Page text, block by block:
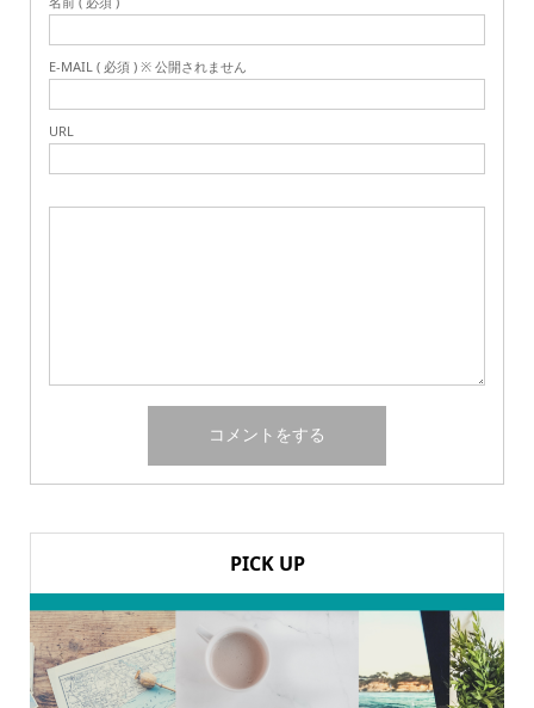
E-MAIL ( 必須 ) ※ 公開されません
URL
PICK UP